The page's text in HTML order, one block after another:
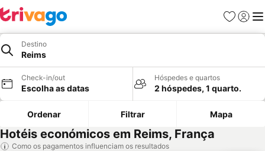
Favoritos
Iniciar
Destino
Reims
Check-in/out
Escolha as datas
Hóspedes e quartos
2 hóspedes, 1 quarto.
Ordenar Filtrar Mapa
Hotéis económicos em Reims, França
Como os pagamentos influenciam os resultados